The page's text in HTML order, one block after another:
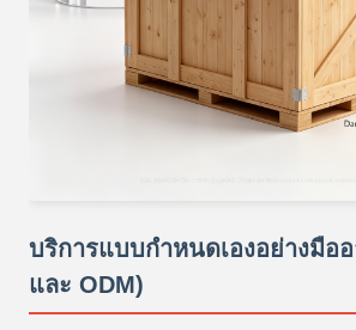
บริการแบบกำหนดเองอย่างมือ
และ ODM)